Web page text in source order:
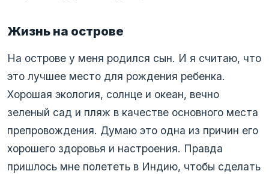
Жизнь на острове
На острове у меня родился сын. И я считаю, что
это лучшее место для рождения ребенка.
Хорошая экология, солнце и океан, вечно
зеленый сад и пляж в качестве основного места
препровождения. Думаю это одна из причин его
хорошего здоровья и настроения. Правда
пришлось мне полететь в Индию, чтобы сделать